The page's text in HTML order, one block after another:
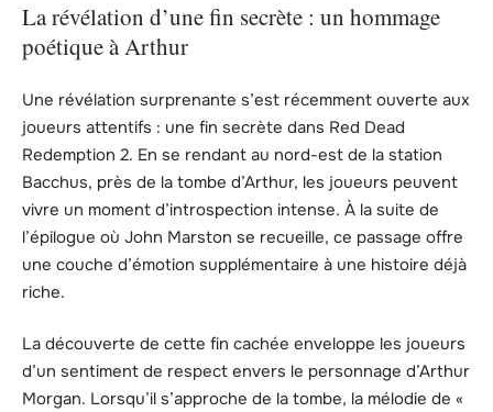
La révélation d’une fin secrète : un hommage
poétique à Arthur
Une révélation surprenante s’est récemment ouverte aux
joueurs attentifs : une fin secrète dans Red Dead
Redemption 2. En se rendant au nord-est de la station
Bacchus, près de la tombe d’Arthur, les joueurs peuvent
vivre un moment d’introspection intense. À la suite de
l’épilogue où John Marston se recueille, ce passage offre
une couche d’émotion supplémentaire à une histoire déjà
riche.
La découverte de cette fin cachée enveloppe les joueurs
d’un sentiment de respect envers le personnage d’Arthur
Morgan. Lorsqu’il s’approche de la tombe, la mélodie de «